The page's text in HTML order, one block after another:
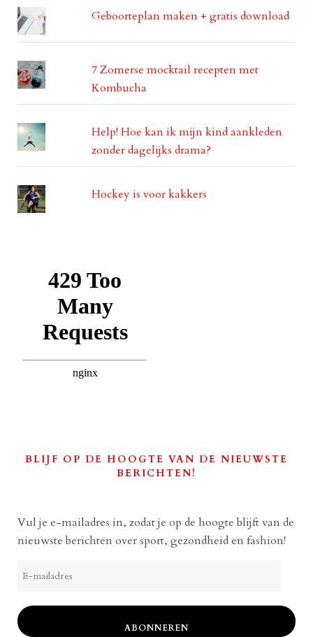
Geboorteplan maken + gratis download
7 Zomerse mocktail recepten met
Kombucha
Help! Hoe kan ik mijn kind aankleden
zonder dagelijks drama?
Hockey is voor kakkers
BLIJF OP DE HOOGTE VAN DE NIEUWSTE
BERICHTEN!
Vul je e-mailadres in, zodat je op de hoogte blijft van de
nieuwste berichten over sport, gezondheid en fashion!
mailadres
ABONNEREN